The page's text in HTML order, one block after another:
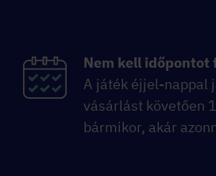
Nem kell időpontot
A játék éjjel-nappal
vásárlást követően
bármikor, akár